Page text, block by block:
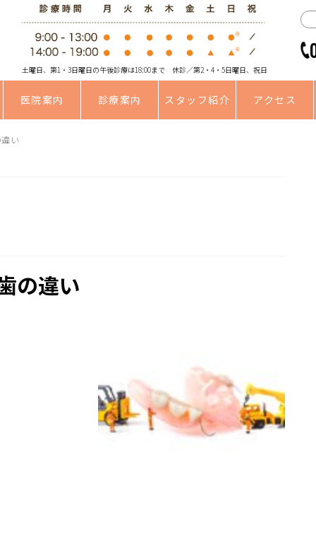
土曜日、第1・3日曜日の午後診療は18:00まで 休診／第2・4・5日曜日、祝日
医院案内 診療案内 スタッフ紹介 アクセス
い
の違い